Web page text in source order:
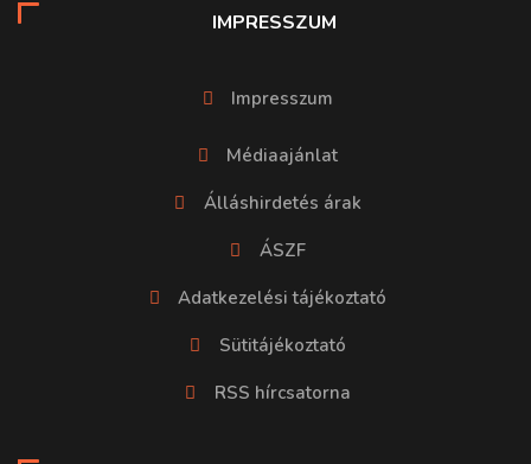
IMPRESSZUM
Impresszum
Médiaajánlat
Álláshirdetés árak
ÁSZF
Adatkezelési tájékoztató
Sütitájékoztató
RSS hírcsatorna